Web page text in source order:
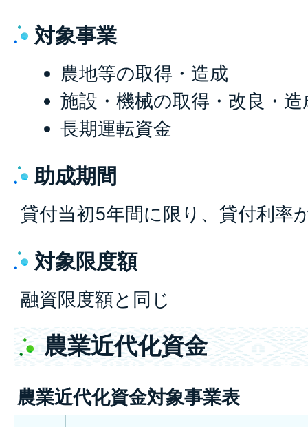
対象事業
農地等の取得・造成
施設・機械の取得・改良・造
長期運転資金
助成期間
貸付当初5年間に限り、貸付利率
対象限度額
融資限度額と同じ
農業近代化資金
農業近代化資金対象事業表